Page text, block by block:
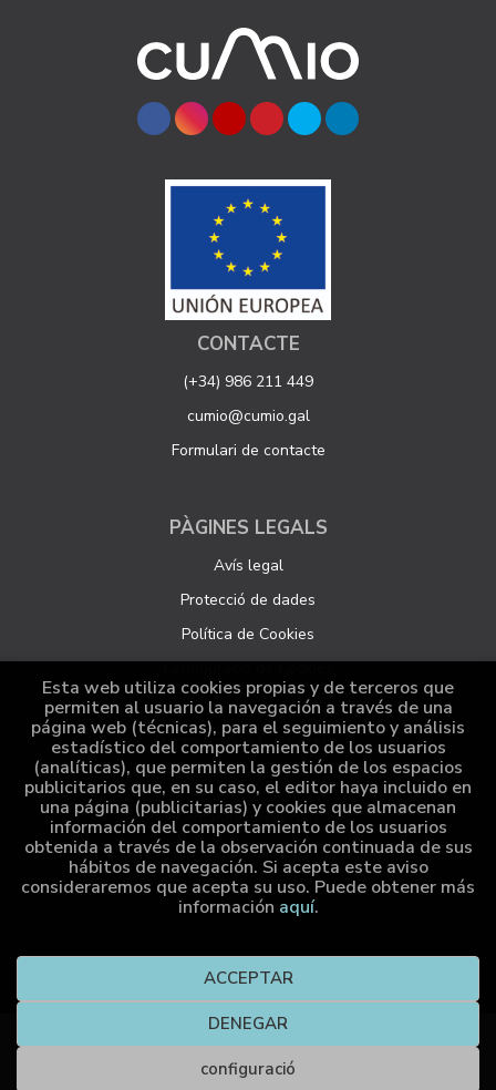
Compra
CONTACTE
(+34) 986 211 449
cumio@cumio.gal
Formulari de contacte
PÀGINES LEGALS
Avís legal
Protecció de dades
Política de Cookies
Configuració de Cookies
ATENCIÓ AL CLIENT
Qui som
Comandes especials
Distribució
Cumio Editora . Tots els Drets Reservats |
Esta web utiliza cookies propias y de terceros que
permiten al usuario la navegación a través de una
página web (técnicas), para el seguimiento y análisis
estadístico del comportamiento de los usuarios
(analíticas), que permiten la gestión de los espacios
publicitarios que, en su caso, el editor haya incluido en
una página (publicitarias) y cookies que almacenan
información del comportamiento de los usuarios
obtenida a través de la observación continuada de sus
hábitos de navegación. Si acepta este aviso
consideraremos que acepta su uso. Puede obtener más
información aquí.
configuració
DENEGAR
ACCEPTAR